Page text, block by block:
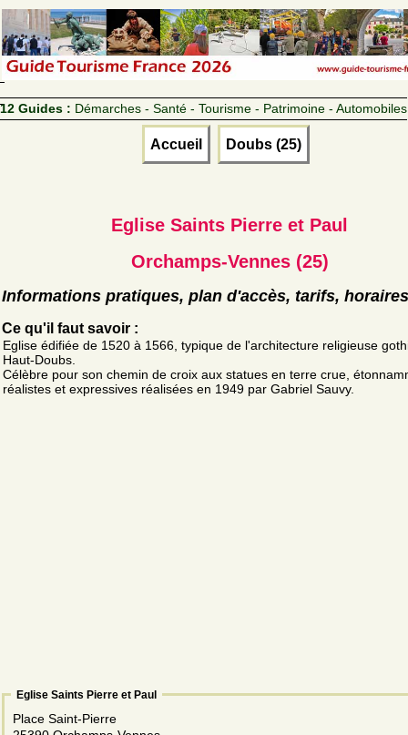
12 Guides : Démarches - Santé - Tourisme - Patrimoine - Automobiles
Accueil Doubs (25)
Eglise Saints Pierre et Paul
Orchamps-Vennes (25)
Informations pratiques, plan d'accès, tarifs, horaires
Ce qu'il faut savoir :
Eglise édifiée de 1520 à 1566, typique de l'architecture religieuse
Haut-Doubs.
Célèbre pour son chemin de croix aux statues en terre crue,
réalistes et expressives réalisées en 1949 par Gabriel Sauvy.
Eglise Saints Pierre et Paul
Place Saint-Pierre